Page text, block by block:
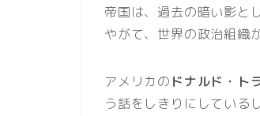
帝国は、過去の暗い影と
やがて、世界の政治組織
アメリカの ドナルド・ト
う話をしきりにしているし